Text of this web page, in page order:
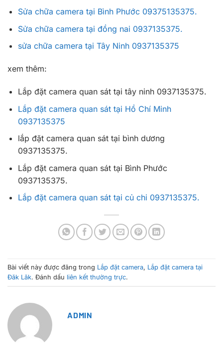
Sửa chữa camera tại Bình Phước 09375135375.
Sửa chữa camera tại đồng nai 0937135375.
sửa chữa camera tại Tây Ninh 0937135375
xem thêm:
Lắp đặt camera quan sát tại tây ninh 0937135375.
Lắp đặt camera quan sát tại Hồ Chí Minh
0937135375
lắp đặt camera quan sát tại bình dương
0937135375.
Lắp đặt camera quan sát tại Bình Phước
0937135375.
Lắp đặt camera quan sát tại củ chi 0937135375.
Bài viết này được đăng trong Lắp đặt camera, Lắp đặt camera tại
Đăk Lăk. Đánh dấu liên kết thường trực.
ADMIN